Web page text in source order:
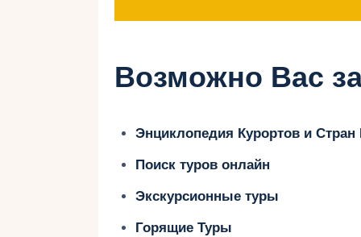
1. Valamar Tamaris
Этот комплекс предлагает
условия для семейного отдыха.
Особенности:
Просторные семейные номера и
Детские клубы для разных
Бассейны с водными горками.
Возможно Вас
Энциклопедия Курортов и Стран
Поиск туров онлайн
Экскурсионные туры
Горящие Туры